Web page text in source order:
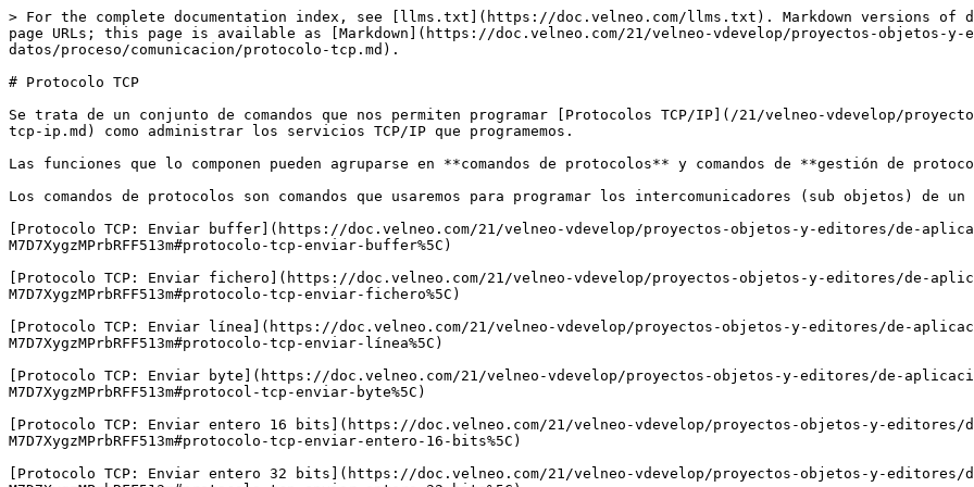
> For the complete documentation index, see [llms.txt](https://doc.velneo.com/llms.txt). Markdown versions of documentation pages are available by appending `.md` to page URLs; this page is available as [Markdown](https://doc.velneo.com/21/velneo-vdevelop/proyectos-objetos-y-editores/de-aplicacion-y-datos/proceso/comunicacion/protocolo-tcp.md).

# Protocolo TCP

Se trata de un conjunto de comandos que nos permiten programar [Protocolos TCP/IP](/21/velneo-vdevelop/proyectos-objetos-y-editores/proyecto-de-aplicacion/protocolo-tcp-ip.md) como administrar los servicios TCP/IP que programemos.

Las funciones que lo componen pueden agruparse en **comandos de protocolos** y comandos de **gestión de protocolos**.

Los comandos de protocolos son comandos que usaremos para programar los intercomunicadores (sub objetos) de un objeto protocolo TCP/IP y son:

[Protocolo TCP: Enviar buffer](https://doc.velneo.com/21/velneo-vdevelop/proyectos-objetos-y-editores/de-aplicacion-y-datos/proceso/comunicacion/pages/-M7D7XygzMPrbRFF513m#protocolo-tcp-enviar-buffer%5C)

[Protocolo TCP: Enviar fichero](https://doc.velneo.com/21/velneo-vdevelop/proyectos-objetos-y-editores/de-aplicacion-y-datos/proceso/comunicacion/pages/-M7D7XygzMPrbRFF513m#protocolo-tcp-enviar-fichero%5C)

[Protocolo TCP: Enviar línea](https://doc.velneo.com/21/velneo-vdevelop/proyectos-objetos-y-editores/de-aplicacion-y-datos/proceso/comunicacion/pages/-M7D7XygzMPrbRFF513m#protocolo-tcp-enviar-línea%5C)

[Protocolo TCP: Enviar byte](https://doc.velneo.com/21/velneo-vdevelop/proyectos-objetos-y-editores/de-aplicacion-y-datos/proceso/comunicacion/pages/-M7D7XygzMPrbRFF513m#protocol-tcp-enviar-byte%5C)

[Protocolo TCP: Enviar entero 16 bits](https://doc.velneo.com/21/velneo-vdevelop/proyectos-objetos-y-editores/de-aplicacion-y-datos/proceso/comunicacion/pages/-M7D7XygzMPrbRFF513m#protocolo-tcp-enviar-entero-16-bits%5C)

[Protocolo TCP: Enviar entero 32 bits](https://doc.velneo.com/21/velneo-vdevelop/proyectos-objetos-y-editores/de-aplicacion-y-datos/proceso/comunicacion/pages/-M7D7XygzMPrbRFF513m#protocolo-tcp-enviar-entero-32-bits%5C)

[Protocolo TCP: Recibir fichero](https://doc.velneo.com/21/velneo-vdevelop/proyectos-objetos-y-editores/de-aplicacion-y-datos/proceso/comunicacion/pages/-M7D7XygzMPrbRFF513m#protocolo-tcp-recibir-fichero%5C)

[Protocolo TCP: Recibir hasta carácter de marca](https://doc.velneo.com/21/velneo-vdevelop/proyectos-objetos-y-editores/de-aplicacion-y-datos/proceso/comunicacion/pages/-M7D7XygzMPrbRFF513m#protocolo-tcp-recibir-hasta-carácter-marca%5C)

[Protocolo TCP: Recibir línea](https://doc.velneo.com/21/velneo-vdevelop/proyectos-objetos-y-editores/de-aplicacion-y-datos/proceso/comunicacion/pages/-M7D7XygzMPrbRFF513m#protocolo-tcp-recibir-línea%5C)

[Protocolo TCP: Recibir byte](https://doc.velneo.com/21/velneo-vdevelop/proyectos-objetos-y-editores/de-aplicacion-y-datos/proceso/comunicacion/pages/-M7D7XygzMPrbRFF513m#protocolo-tcp-recibir-byte%5C)

[Protocolo TCP: Recibir entero 16 bits](https://doc.velneo.com/21/velneo-vdevelop/proyectos-objetos-y-editores/de-aplicacion-y-datos/proceso/comunicacion/pages/-M7D7XygzMPrbRFF513m#protocolo-tcp-enviar-entero-16-bits%5C)

[Protocolo TCP: Recibir entero 32 bits](/21/velneo-vdevelop/proyectos-objetos-y-editores/de-aplicacion-y-datos/proceso/comunicacion/protocolo-tcp.md#protocolo-tcp-recibir-entero-32-bits)

Estos comandos solamente pueden ser usados en los intercomunicadores de un objeto [protocolo TCP-IP](/21/velneo-vdevelop/proyectos-objetos-y-editores/proyecto-de-aplicacion/protocolo-tcp-ip.md), no siendo posible usarlos por tanto en otro tipo de [procesos](/21/velneo-vdevelop/proyectos-objetos-y-editores/de-aplicacion-y-datos/proceso.md) o [funciones](/21/velneo-vdevelop/proyectos-objetos-y-editores/de-aplicacion-y-datos/funcion.md).

Los comandos de gestión de protocolos son comandos que nos permiten gestionar los protocolos TCP y que podrán ser usados en cualquier procesos o función, pero no en los intercomunicadores de un objeto Protocolo TCP/IP. Son:

[Protoclo TCP: ¿Está iniciado el servicio?](https://doc.velneo.com/21/velneo-vdevelop/proyectos-objetos-y-editores/de-aplicacion-y-datos/proceso/comunicacion/pages/-M7D7XygzMPrbRFF513m#protocolo-tcp-¿está-iniciado-el-servicio)

[Protocolo TCP: ejecutar función cliente](https://doc.velneo.com/21/velneo-vdevelop/proyectos-objetos-y-editores/de-aplicacion-y-datos/proceso/comunicacion/pages/-M7D7XygzMPrbRFF513m#protocolo-tcp-ejecutar-función-cliente)

[Protocolo TCP: iniciar servicio](/21/velneo-vdevelop/proyectos-objetos-y-editores/de-aplicacion-y-datos/proceso/comunicacion/protocolo-tcp.md#protocolo-tcp-iniciar-servicio)

[Protocolo TCP: terminar servicio](/21/velneo-vdevelop/proyectos-objetos-y-editores/de-aplicacion-y-datos/proceso/comunicacion/protocolo-tcp.md#protocolo-tcp-terminar-servicio)

[Protocolo TCP: terminar todos los servicios](/21/velneo-vdevelop/proyectos-objetos-y-editores/de-aplicacion-y-datos/proceso/comunicacion/protocolo-tcp.md#protocolo-tcp-terminar-todos-los-servicios)

## Protocolo TCP: ¿Está iniciado el servicio?

Comando de instrucción del grupo [Protocolo TCP](/21/velneo-vdevelop/proyectos-objetos-y-editores/de-aplicacion-y-datos/proceso/comunicacion/protocolo-tcp.md) que comprueba si está iniciado el servicio del protocolo TCP/IP especificado en sus parámetros.

**Origen de la instrucción**: Cualquiera.

**Destino del subproceso**: Ninguno.

### Parámetros

#### Identificador del protocolo TCP/IP

Objeto protocolo TCP/IP declarado en el proyecto actual o en un proyecto [heredado](/21/velneo-vdevelop/herencia.md) cuyo servicio se desea saber si está iniciado o no.

#### Identificador de variable local booleana de retorno de Ok

[Variable local.](/21/velneo-vdevelop/proyectos-objetos-y-editores/de-aplicacion-y-datos/variable-local.md)

#### Identificador de variable local array de puertos (Opcional)

Variable de array local del proceso de tipo numérico o alfabético donde se retornará el puerto o puertos donde el servicio haya sido iniciado.

### **Funcionalidad**

Comprueba si está iniciado el servicio del protocolo TCP/IP declarado en sus parámetros en la máquina donde el proceso sea ejecutado, pudiendo conocer además, el puerto o los puertos en el que se encuentra iniciado.

## Protocolo TCP: Ejecutar función cliente

Comando de instrucción de proceso que ejecuta el sub-objeto cliente definido en un objetoProtocolo TCP/IP creado en el [proyecto ](/21/velneo-vdevelop/proyectos-objetos-y-editores.md)actual o en un proyecto heredado.

**Origen de la instrucción**: Cualquiera.

**Destino del